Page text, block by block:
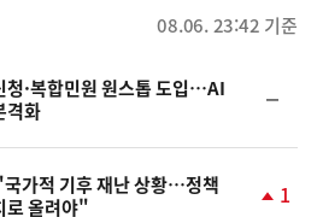
08.06. 23:42 기준
청·복합민원 원스톱 도입…AI
격화
일
가적 기후 재난 상황…정책
로 올려야"
1